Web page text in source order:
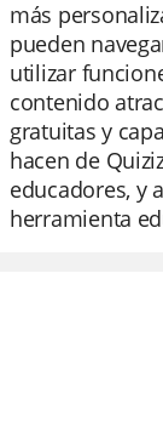
más
pueden
utilizar
contenido
gratuitas y
hacen de
educadores, y
herramienta